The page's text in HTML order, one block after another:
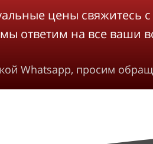
цены свяжитесь
ответим на все ваши
Whatsapp, просим